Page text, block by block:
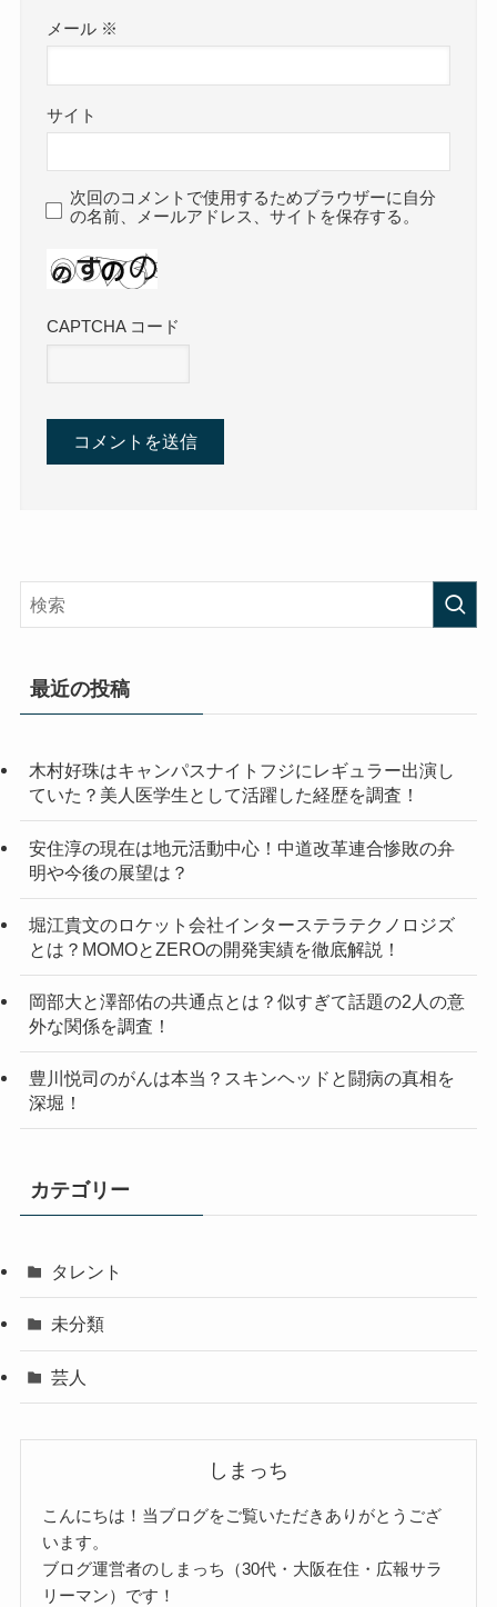
メール ※
サイト
次回のコメントで使用するためブラウザーに自分
の名前、メールアドレス、サイトを保存する。
CAPTCHA コード
最近の投稿
木村好珠はキャンパスナイトフジにレギュラー出演し
ていた？美人医学生として活躍した経歴を調査！
安住淳の現在は地元活動中心！中道改革連合惨敗の弁
明や今後の展望は？
堀江貴文のロケット会社インターステラテクノロジズ
とは？MOMOとZEROの開発実績を徹底解説！
岡部大と澤部佑の共通点とは？似すぎて話題の2人の意
外な関係を調査！
豊川悦司のがんは本当？スキンヘッドと闘病の真相を
深堀！
カテゴリー
タレント
未分類
芸人
しまっち
こんにちは！当ブログをご覧いただきありがとうござ
います。
ブログ運営者のしまっち（30代・大阪在住・広報サラ
リーマン）です！